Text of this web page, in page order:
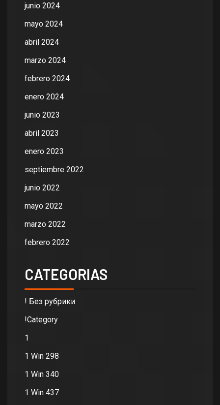
junio 2024
mayo 2024
abril 2024
marzo 2024
febrero 2024
enero 2024
junio 2023
abril 2023
enero 2023
septiembre 2022
junio 2022
mayo 2022
marzo 2022
febrero 2022
CATEGORIAS
! Без рубрики
!Category
1
1 Win 298
1 Win 340
1 Win 437